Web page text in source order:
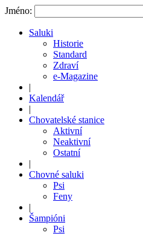
Jméno:
Saluki
Historie
Standard
Zdraví
e-Magazine
|
Kalendář
|
Chovatelské stanice
Aktivní
Neaktivní
Ostatní
|
Chovné saluki
Psi
Feny
|
Šampióni
Psi